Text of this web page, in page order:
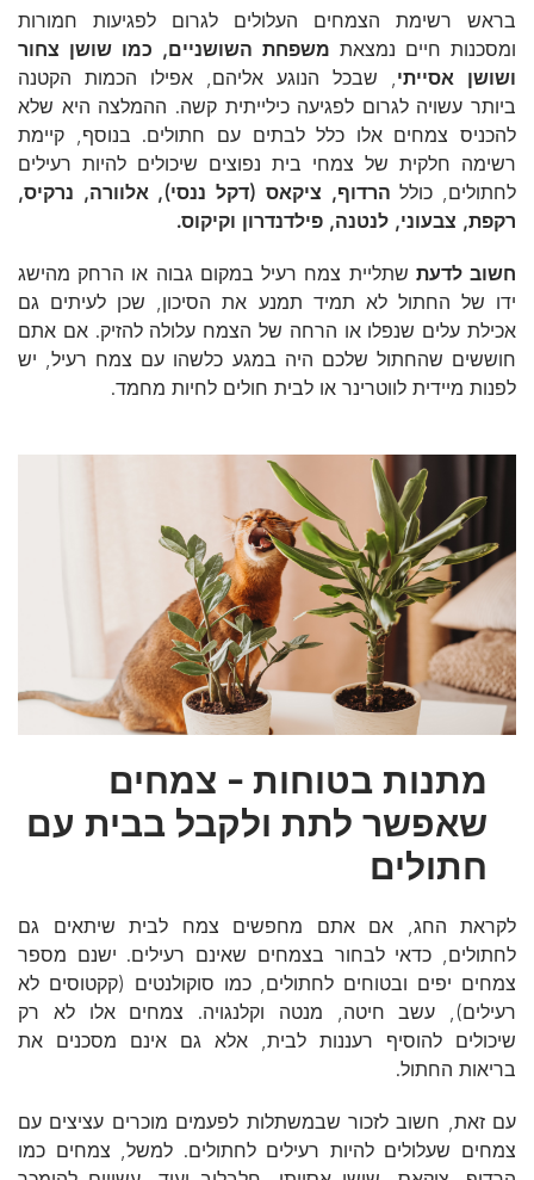
בראש רשימת הצמחים העלולים לגרום לפגיעות חמורות
ומסכנות חיים נמצאת משפחת השושניים, כמו שושן צחור
ושושן אסייתי , שבכל הנוגע אליהם, אפילו הכמות הקטנה
ביותר עשויה לגרום לפגיעה כילייתית קשה. ההמלצה היא שלא
להכניס צמחים אלו כלל לבתים עם חתולים. בנוסף, קיימת
רשימה חלקית של צמחי בית נפוצים שיכולים להיות רעילים
לחתולים, כולל הרדוף, ציקאס (דקל ננסי), אלוורה, נרקיס,
רקפת, צבעוני, לנטנה, פילדנדרון וקיקוס.
חשוב לדעת שתליית צמח רעיל במקום גבוה או הרחק מהישג
ידו של החתול לא תמיד תמנע את הסיכון, שכן לעיתים גם
אכילת עלים שנפלו או הרחה של הצמח עלולה להזיק. אם אתם
חוששים שהחתול שלכם היה במגע כלשהו עם צמח רעיל, יש
לפנות מיידית לווטרינר או לבית חולים לחיות מחמד.
מתנות בטוחות - צמחים
שאפשר לתת ולקבל בבית עם
חתולים
לקראת החג, אם אתם מחפשים צמח לבית שיתאים גם
לחתולים, כדאי לבחור בצמחים שאינם רעילים. ישנם מספר
צמחים יפים ובטוחים לחתולים, כמו סוקולנטים (קקטוסים לא
רעילים), עשב חיטה, מנטה וקלנגויה. צמחים אלו לא רק
שיכולים להוסיף רעננות לבית, אלא גם אינם מסכנים את
בריאות החתול.
עם זאת, חשוב לזכור שבמשתלות לפעמים מוכרים עציצים עם
צמחים שעלולים להיות רעילים לחתולים. למשל, צמחים כמו